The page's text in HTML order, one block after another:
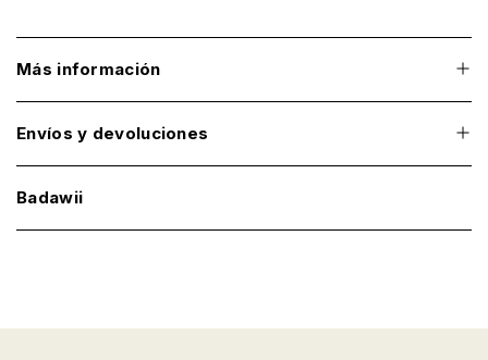
Más información
Envíos y devoluciones
Badawii